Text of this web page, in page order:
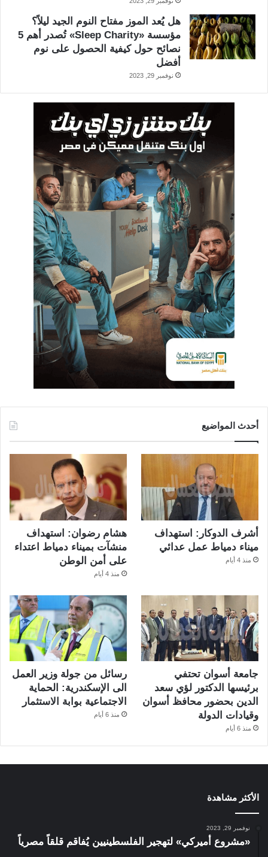
هل يُعد الموز مفتاح النوم الجيد ليلاً؟
مؤسسة «Sleep Charity» تُصدر أهم 5
نصائح حول كيفية الحصول على نوم
أفضل
نوفمبر 29, 2023
أحدث المواضيع
أشرف الدوكار: استهداف
ميناء دمياط عمل عدائي
منذ 4 أيام
هشام رضوان: استهداف
منشآت بميناء دمياط اعتداء
على أمن الوطن
منذ 4 أيام
جامعة أسوان تحتفي
برئيسها الدكتور لؤي سعد
الدين بحضور محافظ أسوان
وقيادات الدولة
منذ 6 أيام
رسائل من جولة وزير العمل
الى الإسكندرية: الحماية
الاجتماعية بوابة الاستثمار
منذ 6 أيام
الأكثر مشاهدة
نوفمبر 29, 2023
«مشروع أميركي» لتهجير الفلسطينيين يُفاقم قلقاً مصرياً